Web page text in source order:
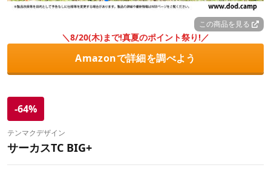
この商品を見る
＼8/20(木)まで!真夏のポイント祭り!／
Amazonで詳細を調べよう
-64%
テンマクデザイン
サーカスTC BIG+